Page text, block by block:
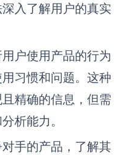
入了解用户的真实
户使用产品的行为
习惯和问题。这种
精确的信息，但需
析能力。
手的产品，了解其